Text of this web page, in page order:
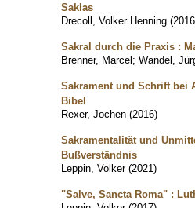
Saklas
Drecoll, Volker Henning (2016
Sakral durch die Praxis :
Brenner, Marcel; Wandel,
Sakrament und Schrift bei
Bibel
Rexer, Jochen (2016)
Sakramentalität und
Bußverständnis
Leppin, Volker (2021)
"Salve, Sancta Roma" :